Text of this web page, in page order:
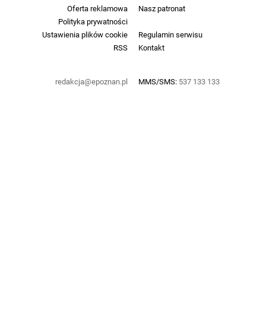
Oferta reklamowa
Nasz patronat
Polityka prywatności
Ustawienia plików cookie
Regulamin serwisu
RSS
Kontakt
redakcja@epoznan.pl MMS/SMS: 537 133 133